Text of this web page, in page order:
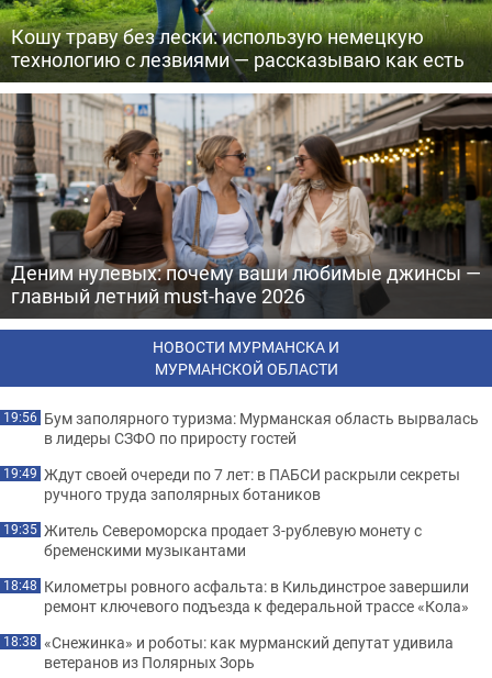
Кошу траву без лески: использую немецкую
технологию с лезвиями — рассказываю как есть
Деним нулевых: почему ваши любимые джинсы —
главный летний must-have 2026
НОВОСТИ МУРМАНСКА И
МУРМАНСКОЙ ОБЛАСТИ
19:56 Бум заполярного туризма: Мурманская область вырвалась
в лидеры СЗФО по приросту гостей
19:49 Ждут своей очереди по 7 лет: в ПАБСИ раскрыли секреты
ручного труда заполярных ботаников
19:35 Житель Североморска продает 3-рублевую монету с
бременскими музыкантами
18:48 Километры ровного асфальта: в Кильдинстрое завершили
ремонт ключевого подъезда к федеральной трассе «Кола»
18:38 «Снежинка» и роботы: как мурманский депутат удивила
ветеранов из Полярных Зорь